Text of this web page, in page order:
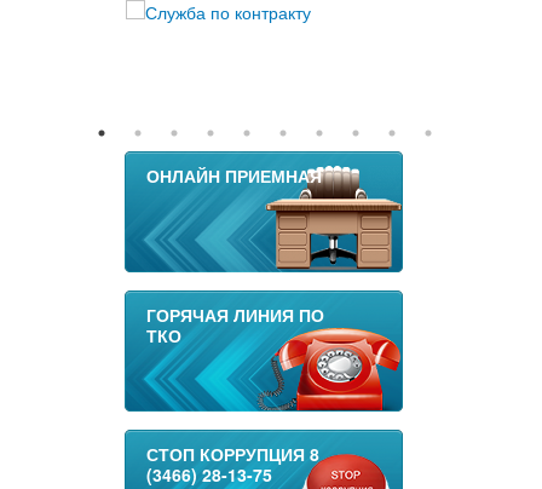
ОНЛАЙН ПРИЕМНАЯ
ГОРЯЧАЯ ЛИНИЯ ПО
ТКО
СТОП КОРРУПЦИЯ 8
(3466) 28-13-75